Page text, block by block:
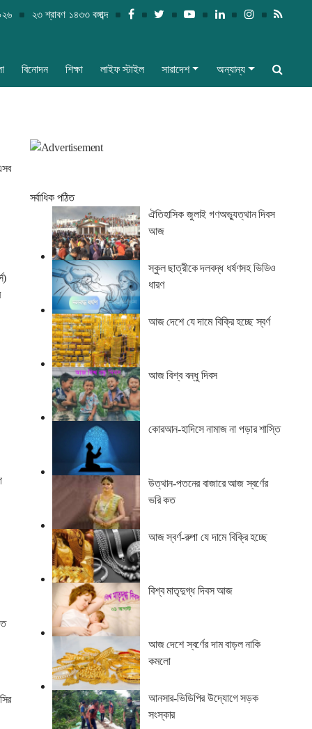
২৩ শ্রাবণ ১৪৩৩ বঙ্গাব্দ
বিনোদন শিক্ষা লাইফ স্টাইল সারাদেশ অন্যান্য
সর্বাধিক পঠিত
ঐতিহাসিক জুলাই গণঅভ্যুত্থান দিবস
আজ
স্কুল ছাত্রীকে দলবদ্ধ ধর্ষণসহ ভিডিও
ধারণ
আজ দেশে যে দামে বিক্রি হচ্ছে স্বর্ণ
আজ বিশ্ব বন্ধু দিবস
কোরআন-হাদিসে নামাজ না পড়ার শাস্তি
উত্থান-পতনের বাজারে আজ স্বর্ণের
ভরি কত
আজ স্বর্ণ-রুপা যে দামে বিক্রি হচ্ছে
বিশ্ব মাতৃদুগ্ধ দিবস আজ
আজ দেশে স্বর্ণের দাম বাড়ল নাকি
কমলো
আনসার-ভিডিপির উদ্যোগে সড়ক
সংস্কার